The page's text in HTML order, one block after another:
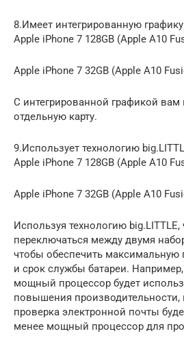
8.Имеет интегрированную графику
Apple iPhone 7 128GB (Apple A10
Apple iPhone 7 32GB (Apple A10
С интегрированной графикой вам
отдельную карту.
9.Использует технологию
Apple iPhone 7 128GB (Apple A10
Apple iPhone 7 32GB (Apple A10
Используя технологию
переключаться между двумя
чтобы обеспечить максимальную
и срок службы батареи.
мощный процессор будет
повышения производительности,
проверка электронной почты
менее мощный процессор для